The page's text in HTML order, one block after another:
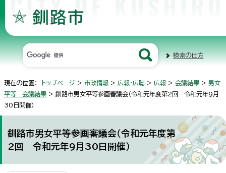
検索の仕方
現在の位置： トップページ > 市政情報 > 広報・広聴 > 広報 > 会議結果 > 男女
平等 会議結果 > 釧路市男女平等参画審議会（令和元年度第2回 令和元年9月
30日開催）
釧路市男女平等参画審議会（令和元年度第
2回 令和元年9月30日開催）